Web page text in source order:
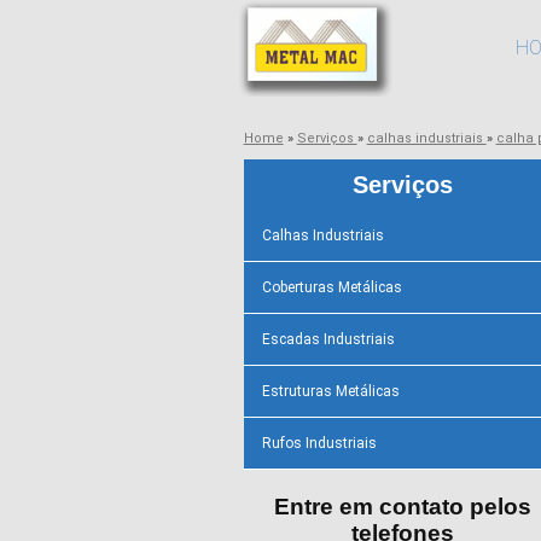
Home » Serviços » calhas industriais » calha
Serviços
Calhas Industriais
Coberturas Metálicas
Escadas Industriais
Estruturas Metálicas
Rufos Industriais
Entre em contato pelos
telefones